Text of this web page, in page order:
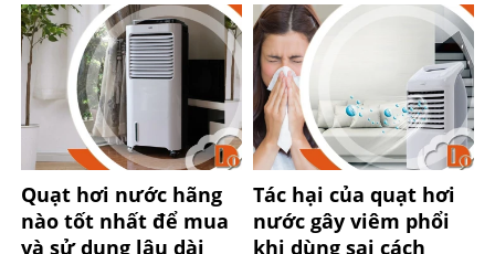
Quạt hơi nước hãng
nào tốt nhất để mua
và sử dụng lâu dài
Tác hại của quạt hơi
nước gây viêm phổi
khi dùng sai cách